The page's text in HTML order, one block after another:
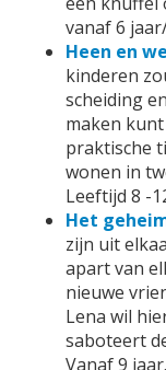
vanaf 6
Heen en
kinderen
scheiding
maken
praktische
wonen in
Leeftijd 8 -
Het
zijn uit
apart van
nieuwe
Lena wil
saboteert
Vanaf 9 jaar.